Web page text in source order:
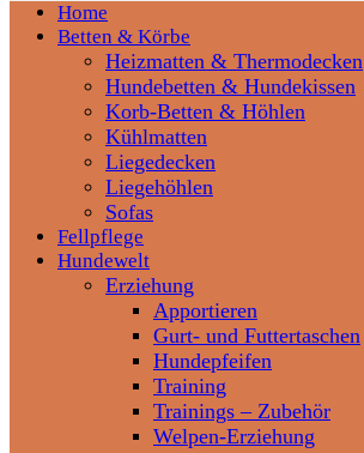
Home
Betten & Körbe
Heizmatten & Thermodecken
Hundebetten & Hundekissen
Korb-Betten & Höhlen
Kühlmatten
Liegedecken
Liegehöhlen
Sofas
Fellpflege
Hundewelt
Erziehung
Apportieren
Gurt- und Futtertaschen
Hundepfeifen
Training
Trainings – Zubehör
Welpen-Erziehung